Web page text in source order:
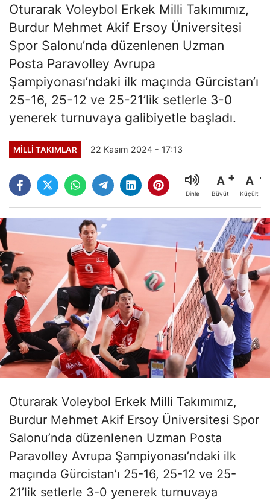
Oturarak Voleybol Erkek Milli Takımımız,
Burdur Mehmet Akif Ersoy Üniversitesi
Spor Salonu’nda düzenlenen Uzman
Posta Paravolley Avrupa
Şampiyonası’ndaki ilk maçında Gürcistan’ı
25-16, 25-12 ve 25-21’lik setlerle 3-0
yenerek turnuvaya galibiyetle başladı.
MILLI TAKIMLAR 22 Kasım 2024 - 17:13
Dinle
A
Büyüt
A
Küçült
Oturarak Voleybol Erkek Milli Takımımız,
Burdur Mehmet Akif Ersoy Üniversitesi Spor
Salonu’nda düzenlenen Uzman Posta
Paravolley Avrupa Şampiyonası’ndaki ilk
maçında Gürcistan’ı 25-16, 25-12 ve 25-
21’lik setlerle 3-0 yenerek turnuvaya